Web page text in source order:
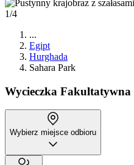
1/4
...
Egipt
Hurghada
Sahara Park
Wycieczka Fakultatywna
Wybierz miejsce odbioru